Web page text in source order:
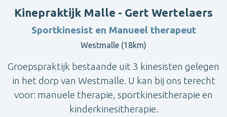
Kinepraktijk Malle - Gert Wertelaers
Sportkinesist en Manueel therapeut
Westmalle (18km)
Groepspraktijk bestaande uit 3 kinesisten gelegen
in het dorp van Westmalle. U kan bij ons terecht
voor: manuele therapie, sportkinesitherapie en
kinderkinesitherapie.